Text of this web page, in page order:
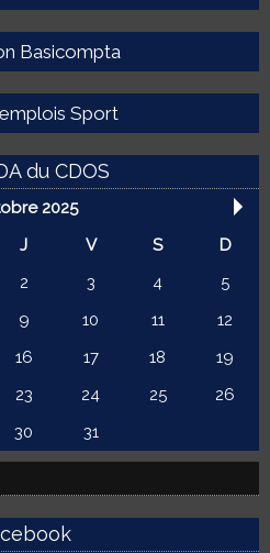
Basicompta
Sport
du CDOS
2025
J V S
D
2 3 4
5
9 10 11
12
16 17 18
19
23 24 25
26
30 31